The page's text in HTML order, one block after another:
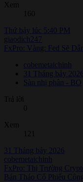
Xem
160
Thứ bảy lúc 5:40 PM
giaodich247
FxPro: Vàng: Fed Sẽ
cobemetaichinh
31 Tháng bảy 2026
Sàn nhị phân - BO
Trả lời
0
Xem
31 Tháng bảy 2026
cobemetaichinh
FxPro: Thị Trường
Bán Tháo Cổ Phiếu